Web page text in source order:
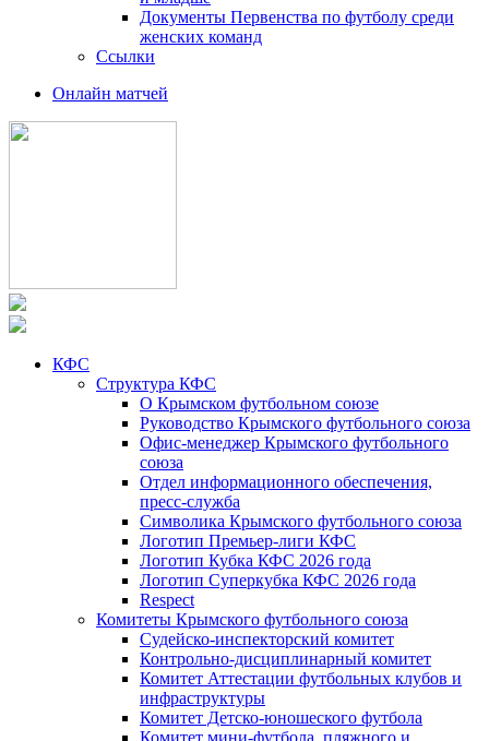
Документы Первенства по футболу среди
женских команд
Ссылки
Онлайн матчей
КФС
Структура КФС
О Крымском футбольном союзе
Руководство Крымского футбольного союза
Офис-менеджер Крымского футбольного
союза
Отдел информационного обеспечения,
пресс-служба
Символика Крымского футбольного союза
Логотип Премьер-лиги КФС
Логотип Кубка КФС 2026 года
Логотип Суперкубка КФС 2026 года
Respect
Комитеты Крымского футбольного союза
Судейско-инспекторский комитет
Контрольно-дисциплинарный комитет
Комитет Аттестации футбольных клубов и
инфраструктуры
Комитет Детско-юношеского футбола
Комитет мини-футбола, пляжного и